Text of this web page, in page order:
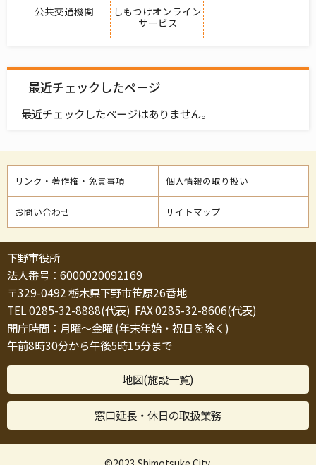
公共交通機関
しもつけオンライン
サービス
最近チェックしたページ
最近チェックしたページはありません。
リンク・著作権・免責事項 個人情報の取り扱い
お問い合わせ サイトマップ
下野市役所
法人番号：6000020092169
〒329-0492 栃木県下野市笹原26番地
TEL 0285-32-8888(代表) FAX 0285-32-8606(代表)
開庁時間：月曜～金曜 (年末年始・祝日を除く)
午前8時30分から午後5時15分まで
地図(施設一覧)
窓口延長・休日の取扱業務